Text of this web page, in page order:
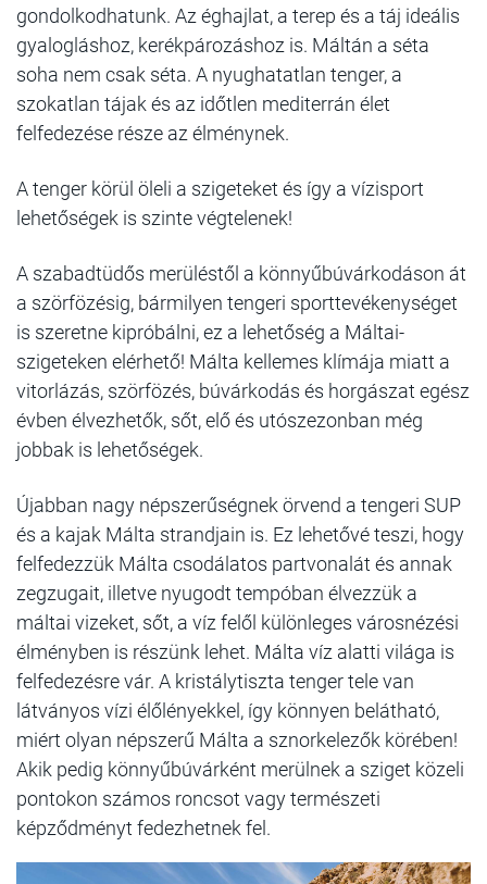
gondolkodhatunk. Az éghajlat, a terep és a táj ideális
gyalogláshoz, kerékpározáshoz is. Máltán a séta
soha nem csak séta. A nyughatatlan tenger, a
szokatlan tájak és az időtlen mediterrán élet
felfedezése része az élménynek.
A tenger körül öleli a szigeteket és így a vízisport
lehetőségek is szinte végtelenek!
A szabadtüdős merüléstől a könnyűbúvárkodáson át
a szörfözésig, bármilyen tengeri sporttevékenységet
is szeretne kipróbálni, ez a lehetőség a Máltai-
szigeteken elérhető! Málta kellemes klímája miatt a
vitorlázás, szörfözés, búvárkodás és horgászat egész
évben élvezhetők, sőt, elő és utószezonban még
jobbak is lehetőségek.
Újabban nagy népszerűségnek örvend a tengeri SUP
és a kajak Málta strandjain is. Ez lehetővé teszi, hogy
felfedezzük Málta csodálatos partvonalát és annak
zegzugait, illetve nyugodt tempóban élvezzük a
máltai vizeket, sőt, a víz felől különleges városnézési
élményben is részünk lehet. Málta víz alatti világa is
felfedezésre vár. A kristálytiszta tenger tele van
látványos vízi élőlényekkel, így könnyen belátható,
miért olyan népszerű Málta a sznorkelezők körében!
Akik pedig könnyűbúvárként merülnek a sziget közeli
pontokon számos roncsot vagy természeti
képződményt fedezhetnek fel.